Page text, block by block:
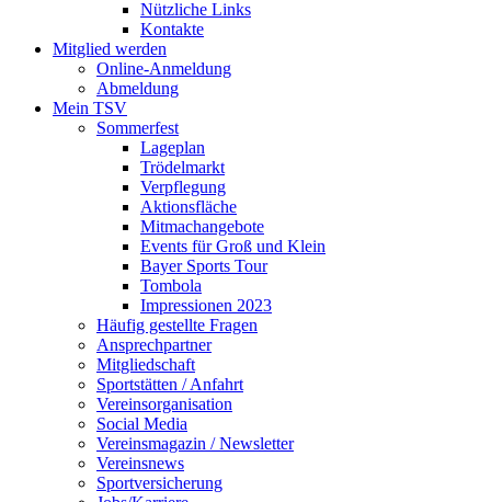
Nützliche Links
Kontakte
Mitglied werden
Online-Anmeldung
Abmeldung
Mein TSV
Sommerfest
Lageplan
Trödelmarkt
Verpflegung
Aktionsfläche
Mitmachangebote
Events für Groß und Klein
Bayer Sports Tour
Tombola
Impressionen 2023
Häufig gestellte Fragen
Ansprechpartner
Mitgliedschaft
Sportstätten / Anfahrt
Vereinsorganisation
Social Media
Vereinsmagazin / Newsletter
Vereinsnews
Sportversicherung